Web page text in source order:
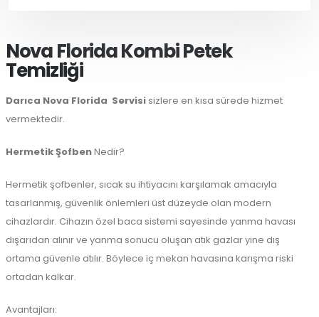
Nova Florida Kombi Petek
Temizliği
Darıca Nova Florida Servisi sizlere en kısa sürede hizmet
vermektedir.
Hermetik ŞofbenNedir?
Hermetik şofbenler, sıcak su ihtiyacını karşılamak amacıyla
tasarlanmış, güvenlik önlemleri üst düzeyde olan modern
cihazlardır. Cihazın özel baca sistemi sayesinde yanma havası
dışarıdan alınır ve yanma sonucu oluşan atık gazlar yine dış
ortama güvenle atılır. Böylece iç mekan havasına karışma riski
ortadan kalkar.
Avantajları: